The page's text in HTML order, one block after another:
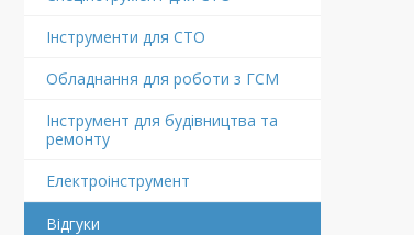
Інструменти для СТО
Обладнання для роботи з ГСМ
Інструмент для будівництва та
ремонту
Електроінструмент
Відгуки